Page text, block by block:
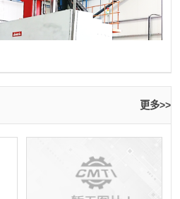
性的结构设计，赋予本系列
何欲提高切屑移除率、减少
切削材质的加工难题，都可
更多>>